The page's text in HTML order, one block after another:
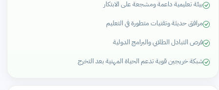
بيئة تعليمية داعمة ومشجعة على الابتكار
مرافق حديثة وتقنيات متطورة في التعليم
فرص التبادل الطلابي والبرامج الدولية
شبكة خريجين قوية تدعم الحياة المهنية بعد التخرج